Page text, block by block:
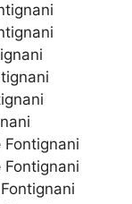
Fontignani
Fontignani
Fontignani